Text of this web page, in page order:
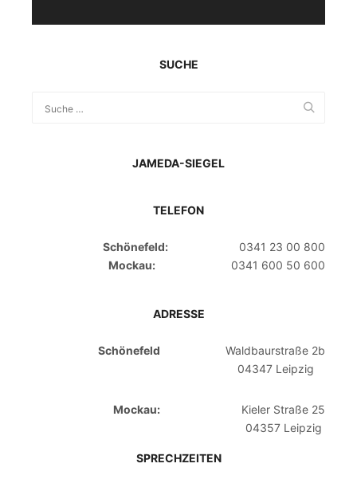
SUCHE
JAMEDA-SIEGEL
TELEFON
Schönefeld:
0341 23 00 800
Mockau:
0341 600 50 600
ADRESSE
Schönefeld
Waldbaurstraße 2b
04347 Leipzig
Mockau:
Kieler Straße 25
04357 Leipzig
SPRECHZEITEN